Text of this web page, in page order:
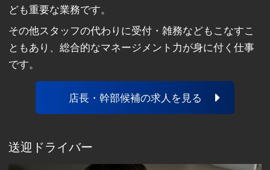
ども重要な業務です。
その他スタッフの代わりに受付・雑務などもこなすこ
ともあり、総合的なマネージメント力が身に付く仕事
です。
店長・幹部候補の求人を見る
送迎ドライバー